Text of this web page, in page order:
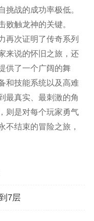
挑战的成功率极低。
败触龙神的关键。
再次证明了传奇系列
来说的怀旧之旅，还
供了一个广阔的舞
和技能系统以及高难
最真实、最刺激的角
则是对每个玩家勇气
不结束的冒险之旅，
7层